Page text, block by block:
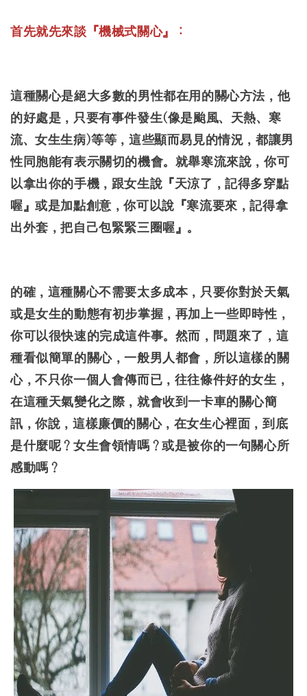
首先就先來談『機械式關心』：
這種關心是絕大多數的男性都在用的關心方法，他
的好處是，只要有事件發生(像是颱風、天熱、寒
流、女生生病)等等，這些顯而易見的情況，都讓男
性同胞能有表示關切的機會。就舉寒流來說，你可
以拿出你的手機，跟女生說『天涼了，記得多穿點
喔』或是加點創意，你可以說『寒流要來，記得拿
出外套，把自己包緊緊三圈喔』。
的確，這種關心不需要太多成本，只要你對於天氣
或是女生的動態有初步掌握，再加上一些即時性，
你可以很快速的完成這件事。然而，問題來了，這
種看似簡單的關心，一般男人都會，所以這樣的關
心，不只你一個人會傳而已，往往條件好的女生，
在這種天氣變化之際，就會收到一卡車的關心簡
訊，你說，這樣廉價的關心，在女生心裡面，到底
是什麼呢？女生會領情嗎？或是被你的一句關心所
感動嗎？